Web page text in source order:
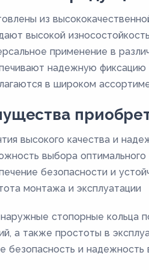
из
высокой
применение в
надежную фиксацию
в широком
высокого качества и
выбора оптимального
безопасности и
монтажа и эксплуатации
стопорные кольца
а также простоты в
безопасность и